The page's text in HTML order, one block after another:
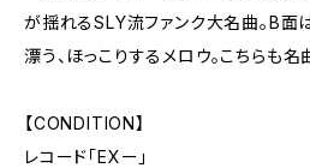
が揺れるSLY流ファンク大名曲。B面
漂う、ほっこりするメロウ。こちらも名
【CONDITION】
レコード「EXー」